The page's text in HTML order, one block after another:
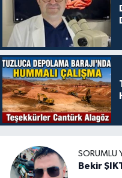
SORUMLU
Bekir